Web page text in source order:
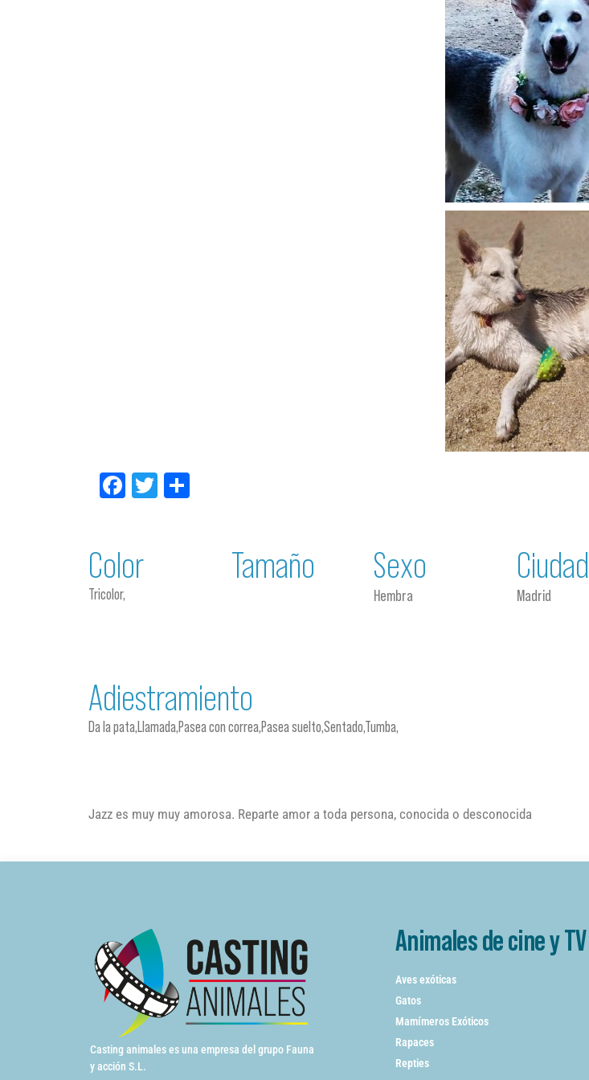
Facebook
Twitter
Color
Tricolor,
Tamaño Sexo
Hembra
Ciudad
Madrid
Adiestramiento
Da la pata,Llamada,Pasea con correa,Pasea suelto,Sentado,Tumba,
Jazz es muy muy amorosa. Reparte amor a toda persona, conocida o desconocida
Casting animales es una empresa del grupo Fauna
y acción S.L.
Animales de cine y TV
Aves exóticas
Gatos
Mamímeros Exóticos
Rapaces
Repties